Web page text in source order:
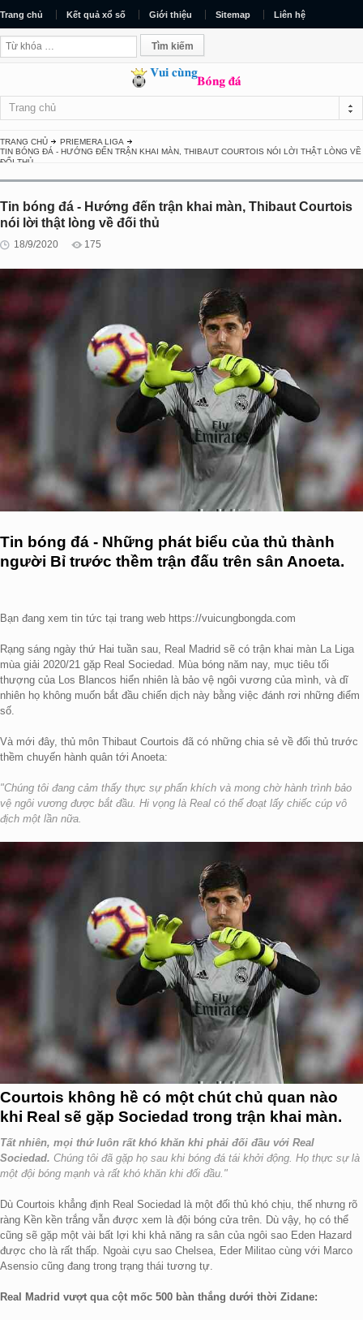
Trang chủ Kết quả xổ số Giới thiệu Sitemap Liên hệ
Trang chủ
TRANG CHỦ
PRIEMERA LIGA
TIN BÓNG ĐÁ - HƯỚNG ĐẾN TRẬN KHAI MÀN, THIBAUT COURTOIS NÓI LỜI THẬT LÒNG VỀ
ĐỐI THỦ
Tin bóng đá - Hướng đến trận khai màn, Thibaut Courtois
nói lời thật lòng về đối thủ
18/9/2020 175
Tin bóng đá - Những phát biểu của thủ thành
người Bỉ trước thềm trận đấu trên sân Anoeta.
Bạn đang xem tin tức tại trang web https://vuicungbongda.com
Rạng sáng ngày thứ Hai tuần sau, Real Madrid sẽ có trận khai màn La Liga
mùa giải 2020/21 gặp Real Sociedad. Mùa bóng năm nay, mục tiêu tối
thượng của Los Blancos hiển nhiên là bảo vệ ngôi vương của mình, và dĩ
nhiên họ không muốn bắt đầu chiến dịch này bằng việc đánh rơi những điểm
số.
Và mới đây, thủ môn Thibaut Courtois đã có những chia sẻ về đối thủ trước
thềm chuyến hành quân tới Anoeta:
"Chúng tôi đang cảm thấy thực sự phấn khích và mong chờ hành trình bảo
vệ ngôi vương được bắt đầu. Hi vọng là Real có thể đoạt lấy chiếc cúp vô
địch một lần nữa.
Courtois không hề có một chút chủ quan nào
khi Real sẽ gặp Sociedad trong trận khai màn.
Tất nhiên, mọi thứ luôn rất khó khăn khi phải đối đầu với Real
Sociedad. Chúng tôi đã gặp họ sau khi bóng đá tái khởi động. Họ thực sự là
một đội bóng mạnh và rất khó khăn khi đối đầu."
Dù Courtois khẳng định Real Sociedad là một đối thủ khó chịu, thế nhưng rõ
ràng Kền kền trắng vẫn được xem là đội bóng cửa trên. Dù vậy, họ có thể
cũng sẽ gặp một vài bất lợi khi khả năng ra sân của ngôi sao Eden Hazard
được cho là rất thấp. Ngoài cựu sao Chelsea, Eder Militao cùng với Marco
Asensio cũng đang trong trạng thái tương tự.
Real Madrid vượt qua cột mốc 500 bàn thắng dưới thời Zidane: